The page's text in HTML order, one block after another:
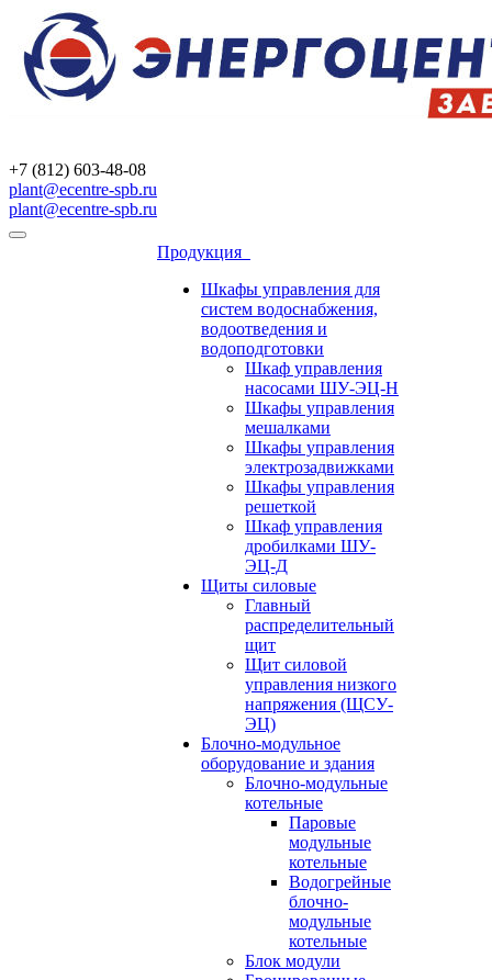
+7 (812) 603-48-08
plant@ecentre-spb.ru
plant@ecentre-spb.ru
Продукция
Шкафы управления для
систем водоснабжения,
водоотведения и
водоподготовки
Шкаф управления
насосами ШУ-ЭЦ-Н
Шкафы управления
мешалками
Шкафы управления
электрозадвижками
Шкафы управления
решеткой
Шкаф управления
дробилками ШУ-
ЭЦ-Д
Щиты силовые
Главный
распределительный
щит
Щит силовой
управления низкого
напряжения (ЩСУ-
ЭЦ)
Блочно-модульное
оборудование и здания
Блочно-модульные
котельные
Паровые
модульные
котельные
Водогрейные
блочно-
модульные
котельные
Блок модули